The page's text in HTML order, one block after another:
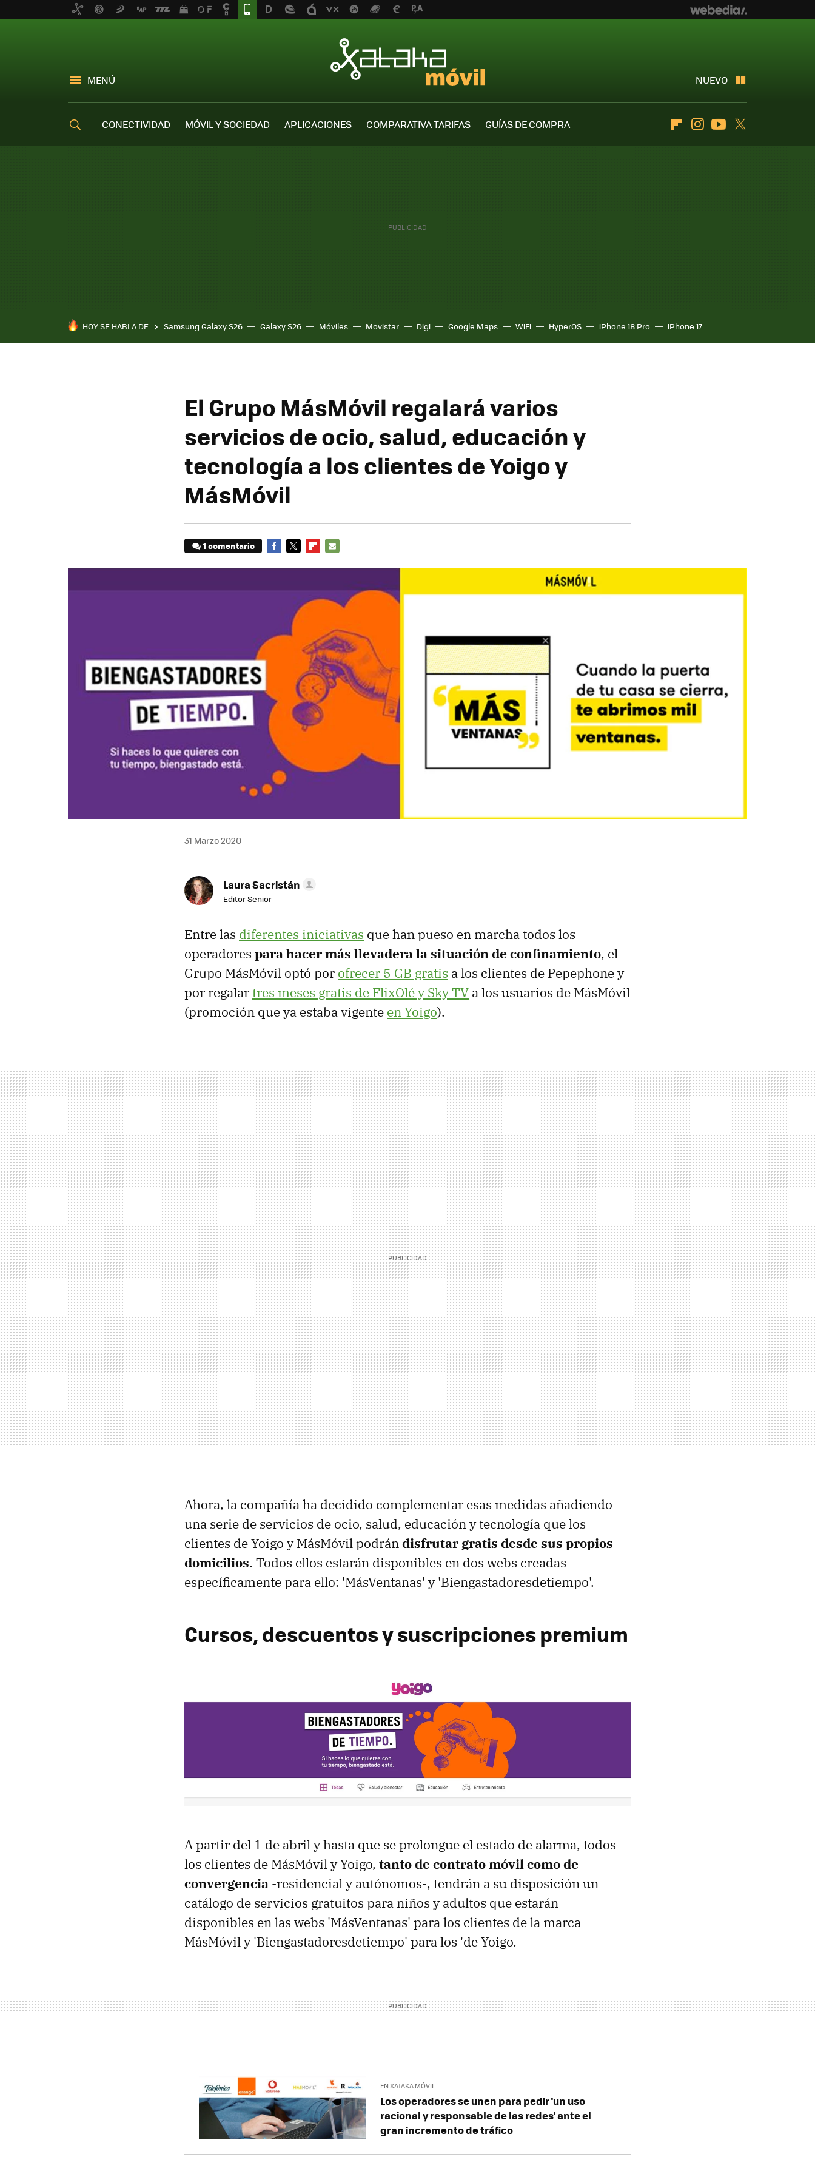
MENÚ NUEVO
CONECTIVIDAD MÓVIL Y SOCIEDAD APLICACIONES COMPARATIVA TARIFAS
GUÍAS DE COMPRA
FlipboardInstagramYoutube
HOY SE HABLA DE Samsung Galaxy S26 Galaxy S26 Móviles Movistar Digi Google Maps WiFi HyperOS iPhone 18 Pro iPhone 17
El Grupo MásMóvil regalará varios
servicios de ocio, salud, educación y
tecnología a los clientes de Yoigo y
MásMóvil
1 comentario
31 Marzo 2020
Laura Sacristán
Editor Senior
Entre las diferentes iniciativas que han pueso en marcha todos los
operadores para hacer más llevadera la situación de confinamiento, el
Grupo MásMóvil optó por ofrecer 5 GB gratis a los clientes de Pepephone y
por regalar tres meses gratis de FlixOlé y Sky TV a los usuarios de MásMóvil
(promoción que ya estaba vigente en Yoigo).
Ahora, la compañía ha decidido complementar esas medidas añadiendo
una serie de servicios de ocio, salud, educación y tecnología que los
clientes de Yoigo y MásMóvil podrándisfrutar gratis desde sus propios
domicilios. Todos ellos estarán disponibles en dos webs creadas
específicamente para ello: 'MásVentanas' y 'Biengastadoresdetiempo'.
Cursos, descuentos y suscripciones premium
A partir del 1 de abril y hasta que se prolongue el estado de alarma, todos
los clientes de MásMóvil y Yoigo, tanto de contrato móvil como de
convergencia -residencial y autónomos-, tendrán a su disposición un
catálogo de servicios gratuitos para niños y adultos que estarán
disponibles en las webs 'MásVentanas' para los clientes de la marca
MásMóvil y 'Biengastadoresdetiempo' para los 'de Yoigo.
EN XATAKA MÓVIL
Los operadores se unen para pedir 'un uso
racional y responsable de las redes' ante el
gran incremento de tráfico